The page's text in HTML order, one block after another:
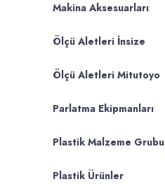
Makina Aksesuarları
Ölçü Aletleri İnsize
Ölçü Aletleri Mitutoyo
Parlatma Ekipmanları
Plastik Malzeme Grubu
Plastik Ürünler